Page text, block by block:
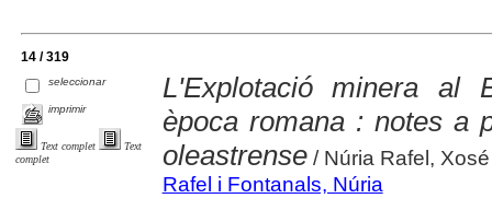
14 / 319
seleccionar
imprimir
Text complet
Text
complet
L'Explotació minera al
època romana : notes a
oleastrense/ Núria Rafel,
Rafel i Fontanals, Núria